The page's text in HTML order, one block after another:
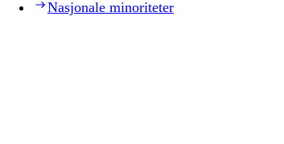
Nasjonale minoriteter